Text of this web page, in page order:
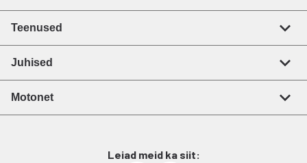
Teenused
Juhised
Motonet
Leiad meid ka siit: